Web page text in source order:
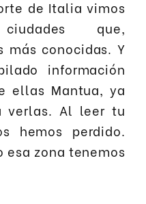
de Italia vimos
que,
más conocidas. Y
información
ellas Mantua, ya
verlas. Al leer tu
hemos perdido.
esa zona tenemos